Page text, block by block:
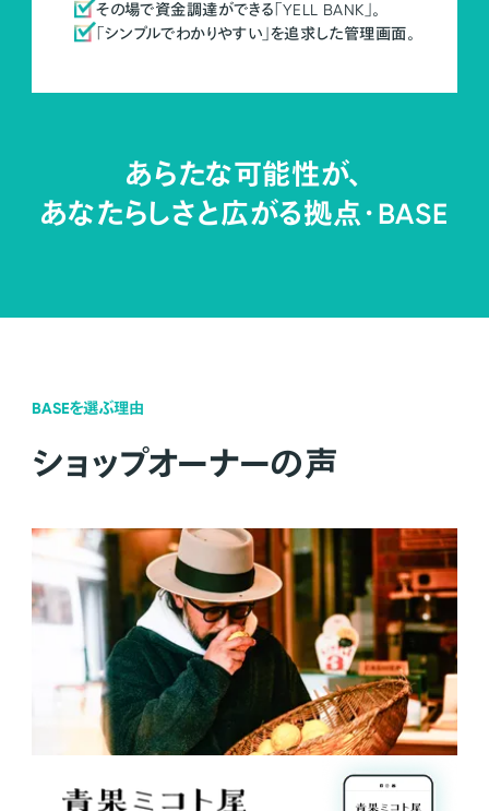
その場で資金調達ができる「YELL BANK」。
「シンプルでわかりやすい」を追求した管理画面。
あらたな可能性が、
あなたらしさと広がる拠点・BASE
BASEを選ぶ理由
ショップオーナーの声